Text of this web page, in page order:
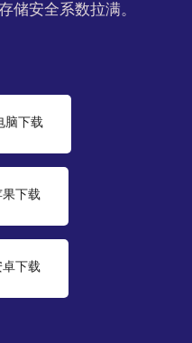
储安全系数拉满。
脑下载
果下载
卓下载